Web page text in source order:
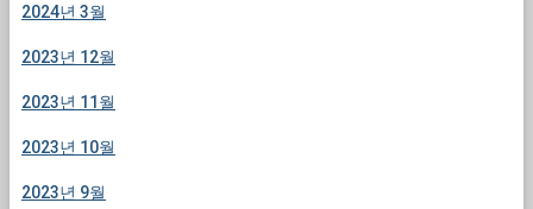
2024년 3월
2023년 12월
2023년 11월
2023년 10월
2023년 9월